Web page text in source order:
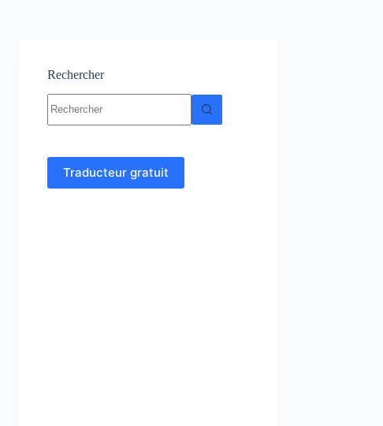
Rechercher
résultat
Traducteur gratuit